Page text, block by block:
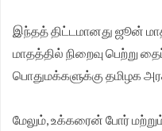
இந்தத் திட்டமானது ஜூன்
மாதத்தில் நிறைவு பெற்று
பொதுமக்களுக்கு தமிழக
மேலும், உக்கரைன் போர்